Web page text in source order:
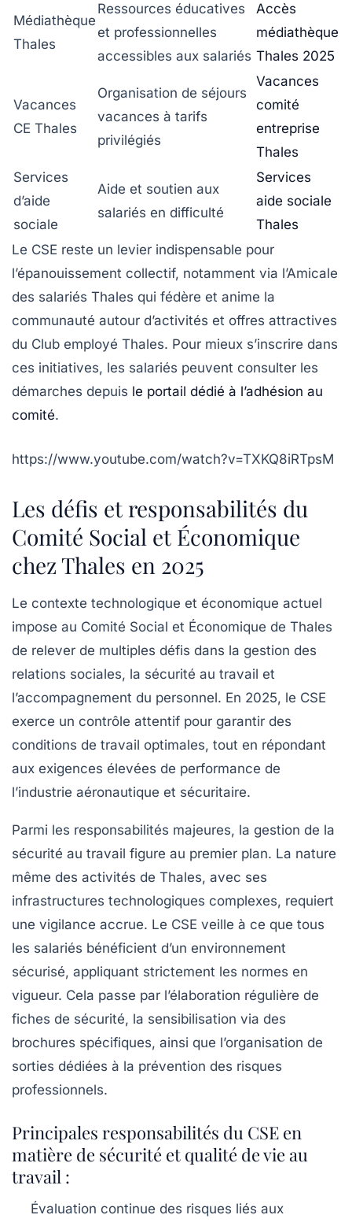
Médiathèque
Thales
Ressources éducatives
et professionnelles
accessibles aux salariés
Accès
médiathèque
Thales 2025
Vacances
CE Thales
Organisation de séjours
vacances à tarifs
privilégiés
Vacances
comité
entreprise
Thales
Services
d’aide
sociale
Aide et soutien aux
salariés en difficulté
Services
aide sociale
Thales
Le CSE reste un levier indispensable pour
l’épanouissement collectif, notamment via l’Amicale
des salariés Thales qui fédère et anime la
communauté autour d’activités et offres attractives
du Club employé Thales. Pour mieux s’inscrire dans
ces initiatives, les salariés peuvent consulter les
démarches depuis le portail dédié à l’adhésion au
comité.
https://www.youtube.com/watch?v=TXKQ8iRTpsM
Les défis et responsabilités du
Comité Social et Économique
chez Thales en 2025
Le contexte technologique et économique actuel
impose au Comité Social et Économique de Thales
de relever de multiples défis dans la gestion des
relations sociales, la sécurité au travail et
l’accompagnement du personnel. En 2025, le CSE
exerce un contrôle attentif pour garantir des
conditions de travail optimales, tout en répondant
aux exigences élevées de performance de
l’industrie aéronautique et sécuritaire.
Parmi les responsabilités majeures, la gestion de la
sécurité au travail figure au premier plan. La nature
même des activités de Thales, avec ses
infrastructures technologiques complexes, requiert
une vigilance accrue. Le CSE veille à ce que tous
les salariés bénéficient d’un environnement
sécurisé, appliquant strictement les normes en
vigueur. Cela passe par l’élaboration régulière de
fiches de sécurité, la sensibilisation via des
brochures spécifiques, ainsi que l’organisation de
sorties dédiées à la prévention des risques
professionnels.
Principales responsabilités du CSE en
matière de sécurité et qualité de vie au
travail :
Évaluation continue des risques liés aux